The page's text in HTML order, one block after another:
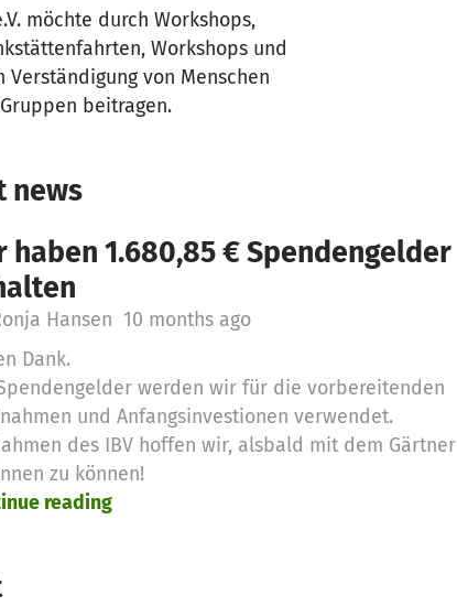
möchte durch Workshops,
Workshops und
von Menschen
beitragen.
news
haben 1.680,85 € Spendengelder
Hansen 10 months ago
Dank.
werden wir für die vorbereitenden
und Anfangsinvestionen verwendet.
des IBV hoffen wir, alsbald mit dem Gärtner
zu können!
reading